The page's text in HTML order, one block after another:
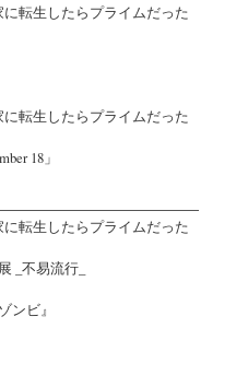
転生したらプライムだった
転生したらプライムだった
18」
転生したらプライムだった
_不易流行_
ンビ』